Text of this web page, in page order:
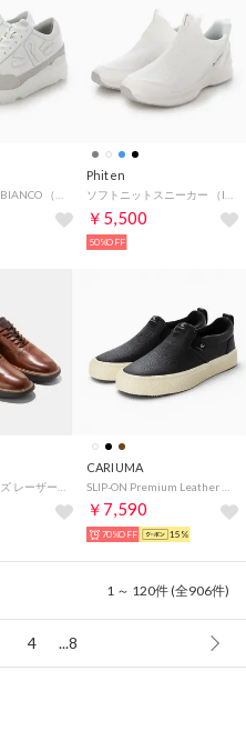
Phiten
￥5,500
50%OFF
CARIUMA
￥7,590
70%OFF 15%
1 ～ 120件 (全906件)
4 ...8